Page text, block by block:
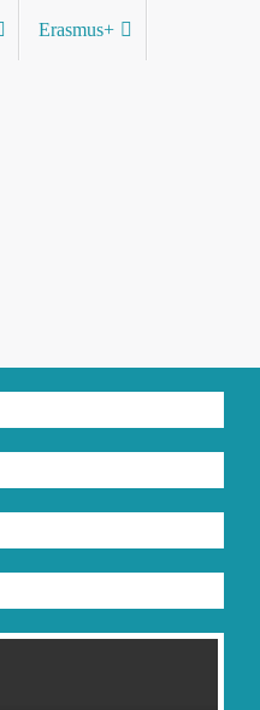
Erasmus+